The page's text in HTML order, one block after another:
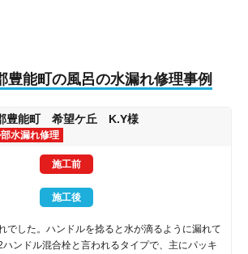
豊能町の風呂の水漏れ修理事例
豊能町 希望ケ丘 K.Y様
水漏れ修理
施工前
施工後
でした。ハンドルを捻ると水が滴るように漏れて
ハンドル混合栓と言われるタイプで、主にパッキ